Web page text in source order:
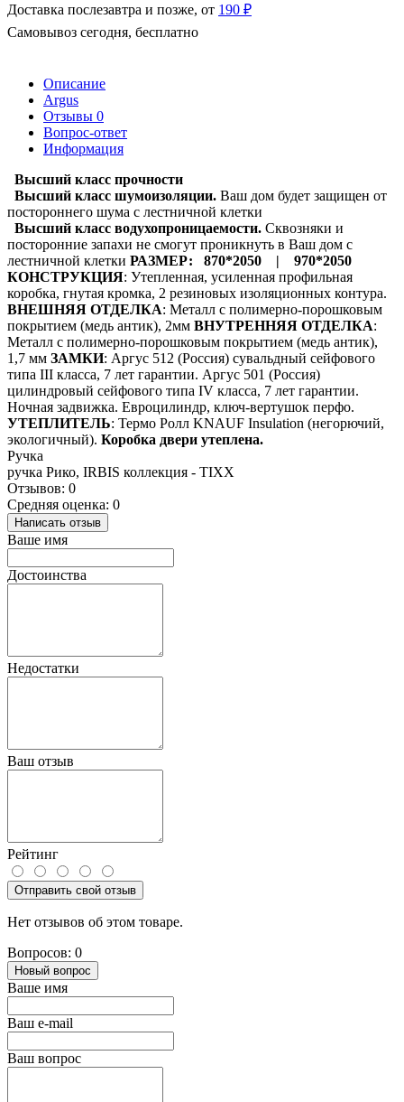
Доставка послезавтра и позже, от 190 ₽
Самовывоз сегодня, бесплатно
Описание
Argus
Отзывы 0
Вопрос-ответ
Информация
Высший класс прочности
Высший класс шумоизоляции. Ваш дом будет защищен от
постороннего шума с лестничной клетки
Высший класс водухопроницаемости. Сквозняки и
посторонние запахи не смогут проникнуть в Ваш дом с
лестничной клетки РАЗМЕР: 870*2050 | 970*2050
КОНСТРУКЦИЯ: Утепленная, усиленная профильная
коробка, гнутая кромка, 2 резиновых изоляционных контура.
ВНЕШНЯЯ ОТДЕЛКА: Металл с полимерно-порошковым
покрытием (медь антик), 2мм ВНУТРЕННЯЯ ОТДЕЛКА:
Металл с полимерно-порошковым покрытием (медь антик),
1,7 мм ЗАМКИ: Аргус 512 (Россия) сувальдный сейфового
типа III класса, 7 лет гарантии. Аргус 501 (Россия)
цилиндровый сейфового типа IV класса, 7 лет гарантии.
Ночная задвижка. Евроцилиндр, ключ-вертушок перфо.
УТЕПЛИТЕЛЬ: Термо Ролл KNAUF Insulation (негорючий,
экологичный). Коробка двери утеплена.
Ручка
ручка Рико, IRBIS коллекция - TIXX
Отзывов: 0
Средняя оценка: 0
Написать отзыв
Ваше имя
Достоинства
Недостатки
Ваш отзыв
Рейтинг
Отправить свой отзыв
Нет отзывов об этом товаре.
Вопросов: 0
Новый вопрос
Ваше имя
Ваш e-mail
Ваш вопрос